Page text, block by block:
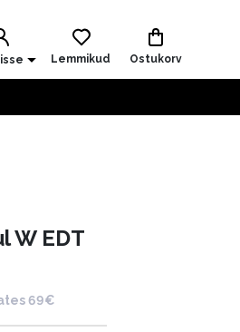
Lemmikud Ostukorv
W EDT
69€